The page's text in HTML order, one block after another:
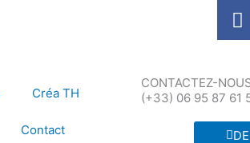
F
a
b
o
o
Créa TH
Contact
CONTACTEZ-
(+33) 06 95 87 61